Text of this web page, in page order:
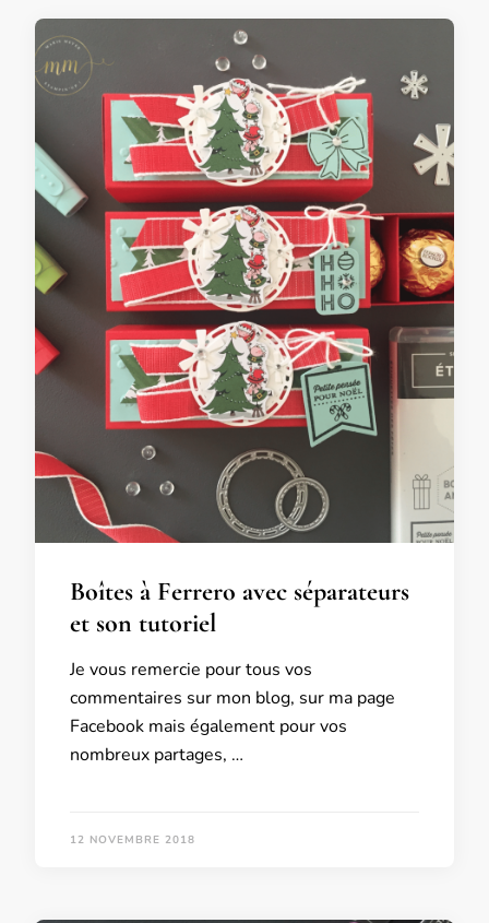
Boîtes à Ferrero avec séparateurs
et son tutoriel
Je vous remercie pour tous vos
commentaires sur mon blog, sur ma page
Facebook mais également pour vos
nombreux partages, …
12 NOVEMBRE 2018